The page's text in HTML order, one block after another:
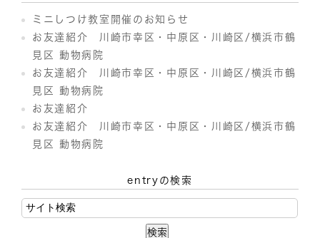
ミニしつけ教室開催のお知らせ
お友達紹介 川崎市幸区・中原区・川崎区/横浜市鶴
見区 動物病院
お友達紹介 川崎市幸区・中原区・川崎区/横浜市鶴
見区 動物病院
お友達紹介
お友達紹介 川崎市幸区・中原区・川崎区/横浜市鶴
見区 動物病院
entryの検索